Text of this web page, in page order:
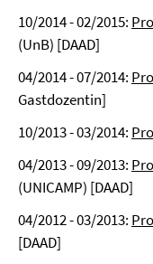
10/2014 - 02/2015:
(UnB) [DAAD]
04/2014 - 07/2014:
Gastdozentin]
10/2013 - 03/2014:
04/2013 - 09/2013:
(UNICAMP) [DAAD]
04/2012 - 03/2013:
[DAAD]